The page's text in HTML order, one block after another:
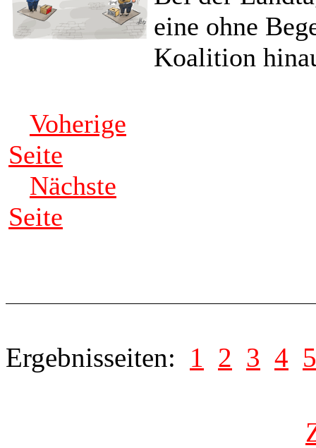
eine ohne
Koalition
Voherige
Seite
Nächste
Seite
Ergebnisseiten: 1 2 3 4 5